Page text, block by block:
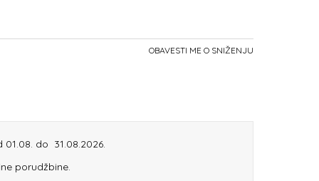
OBAVESTI ME O SNIŽENJU
do 31.08.2026.
porudžbine.